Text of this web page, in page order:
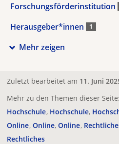
Forschungsförderinstitution
Herausgeber*innen 1
Mehr zeigen
Zuletzt bearbeitet am 11. Juni
Mehr zu den Themen dieser Seite:
Hochschule Hochschule
Online Online Online
Rechtliches